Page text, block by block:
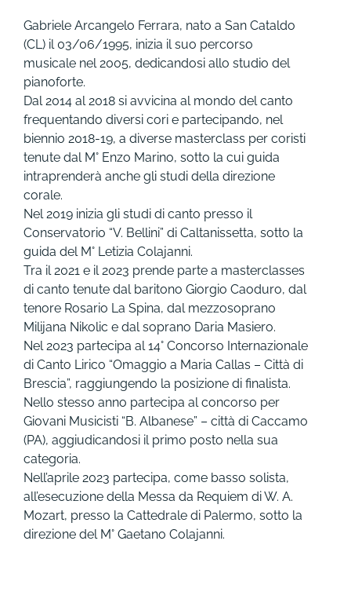
Gabriele Arcangelo Ferrara, nato a San Cataldo
(CL) il 03/06/1995, inizia il suo percorso
musicale nel 2005, dedicandosi allo studio del
pianoforte.
Dal 2014 al 2018 si avvicina al mondo del canto
frequentando diversi cori e partecipando, nel
biennio 2018-19, a diverse masterclass per coristi
tenute dal M° Enzo Marino, sotto la cui guida
intraprenderà anche gli studi della direzione
corale.
Nel 2019 inizia gli studi di canto presso il
Conservatorio “V. Bellini” di Caltanissetta, sotto la
guida del M° Letizia Colajanni.
Tra il 2021 e il 2023 prende parte a masterclasses
di canto tenute dal baritono Giorgio Caoduro, dal
tenore Rosario La Spina, dal mezzosoprano
Milijana Nikolic e dal soprano Daria Masiero.
Nel 2023 partecipa al 14° Concorso Internazionale
di Canto Lirico “Omaggio a Maria Callas – Città di
Brescia”, raggiungendo la posizione di finalista.
Nello stesso anno partecipa al concorso per
Giovani Musicisti “B. Albanese” – città di Caccamo
(PA), aggiudicandosi il primo posto nella sua
categoria.
Nell’aprile 2023 partecipa, come basso solista,
all’esecuzione della Messa da Requiem di W. A.
Mozart, presso la Cattedrale di Palermo, sotto la
direzione del M° Gaetano Colajanni.